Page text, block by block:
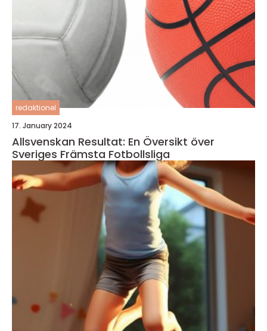
redaktionel
17. January 2024
Allsvenskan Resultat: En Översikt över
Sveriges Främsta Fotbollsliga